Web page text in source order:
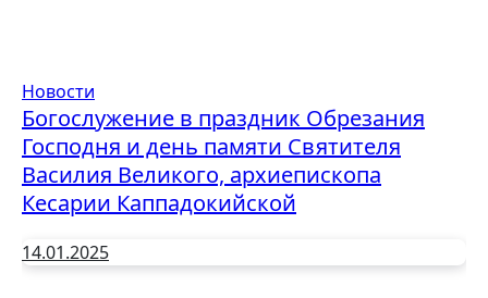
Новости
Богослужение в праздник Обрезания
Господня и день памяти Святителя
Василия Великого, архиепископа
Кесарии Каппадокийской
14.01.2025